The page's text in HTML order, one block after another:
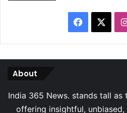
Facebook
About